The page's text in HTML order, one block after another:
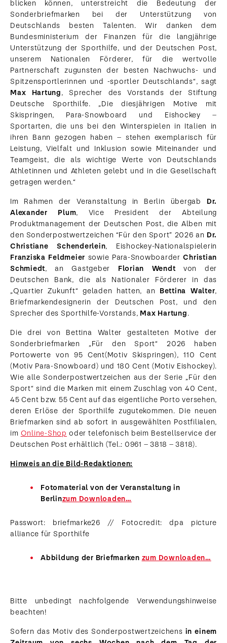
blicken können, unterstreicht die Bedeutung der
Sonderbriefmarken bei der Unterstützung von
Deutschlands besten Talenten. Wir danken dem
Bundesministerium der Finanzen für die langjährige
Unterstützung der Sporthilfe, und der Deutschen Post,
unserem Nationalen Förderer, für die wertvolle
Partnerschaft zugunsten der besten Nachwuchs- und
Spitzensportlerinnen und -sportler Deutschlands“, sagt
Max Hartung, Sprecher des Vorstands der Stiftung
Deutsche Sporthilfe. „Die diesjährigen Motive mit
Skispringen, Para-Snowboard und Eishockey –
Sportarten, die uns bei den Winterspielen in Italien in
ihren Bann gezogen haben – stehen exemplarisch für
Leistung, Vielfalt und Inklusion sowie Miteinander und
Teamgeist, die als wichtige Werte von Deutschlands
Athletinnen und Athleten gelebt und in die Gesellschaft
getragen werden.“
Im Rahmen der Veranstaltung in Berlin übergab Dr.
Alexander Plum, Vice President der Abteilung
Produktmanagement der Deutschen Post, die Alben mit
den Sonderpostwertzeichen “Für den Sport” 2026 an Dr.
Christiane Schenderlein, Eishockey-Nationalspielerin
Franziska Feldmeier sowie Para-SnowboarderChristian
Schmiedt, an Gastgeber Florian Wendt von der
Deutschen Bank, die als Nationaler Förderer in das
„Quartier Zukunft“ geladen hatten, an Bettina Walter,
Briefmarkendesignerin der Deutschen Post, und den
Sprecher des Sporthilfe-Vorstands, Max Hartung.
Die drei von Bettina Walter gestalteten Motive der
Sonderbriefmarken „Für den Sport“ 2026 haben
Portowerte von 95 Cent(Motiv Skispringen), 110 Cent
(Motiv Para-Snowboard) und 180 Cent (Motiv Eishockey).
Wie alle Sonderpostwertzeichen aus der Serie „Für den
Sport“ sind die Marken mit einem Zuschlag von 40 Cent,
45 Cent bzw. 55 Cent auf das eigentliche Porto versehen,
deren Erlöse der Sporthilfe zugutekommen. Die neuen
Briefmarken sind ab sofort in ausgewählten Postfilialen,
im Online-Shop oder telefonisch beim Bestellservice der
Deutschen Post erhältlich (Tel.: 0961 – 3818 – 3818).
Hinweis an die Bild-Redaktionen:
Fotomaterial von der Veranstaltung in
Berlinzum Downloaden…
Passwort: briefmarke26 // Fotocredit: dpa picture
alliance für Sporthilfe
Abbildung der Briefmarken zum Downloaden…
Bitte unbedingt nachfolgende Verwendungshinweise
beachten!
Sofern das Motiv des Sonderpostwertzeichens in einem